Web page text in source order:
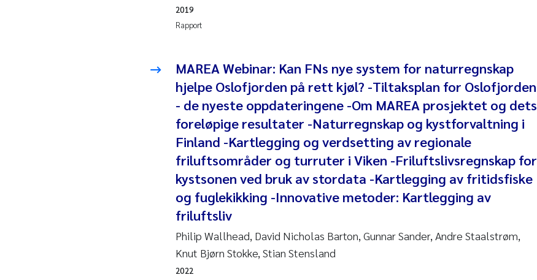
Juan Carlos Farias Pardo
Chiara Consolaro
Frode Sundnes
Andrew Luke King
Ian Allan
Bert van Bavel
Rapport
2019
MAREA Webinar: Kan FNs nye system for naturregnskap
hjelpe Oslofjorden på rett kjøl? -Tiltaksplan for Oslofjorden
- de nyeste oppdateringene -Om MAREA prosjektet og dets
foreløpige resultater -Naturregnskap og kystforvaltning i
Finland -Kartlegging og verdsetting av regionale
friluftsområder og turruter i Viken -Friluftslivsregnskap for
kystsonen ved bruk av stordata -Kartlegging av fritidsfiske
og fuglekikking -Innovative metoder: Kartlegging av
friluftsliv
Philip Wallhead, David Nicholas Barton, Gunnar Sander, Andre Staalstrøm,
Knut Bjørn Stokke, Stian Stensland
2022